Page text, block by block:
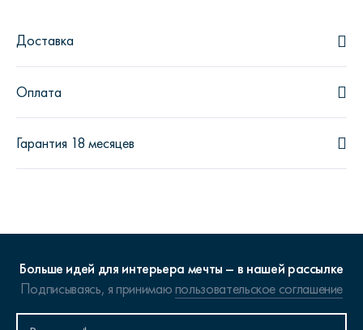
Доставка
Оплата
Гарантия 18 месяцев
Больше идей для интерьера мечты – в нашей рассылке
Подписываясь, я принимаюпользовательское соглашение